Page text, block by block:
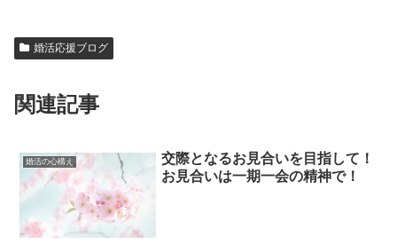
婚活応援ブログ
関連記事
婚活の心構え
交際となるお見合いを目指して！
お見合いは一期一会の精神で！